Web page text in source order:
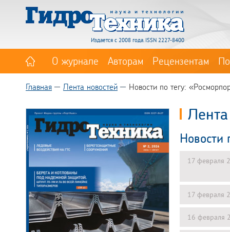
Издается с 2008 года. ISSN 2227-8400
О журнале Авторам Рецензентам
Главная Лента новостей Новости по тегу:
Новости
17 февраля
17 февраля
16 февраля